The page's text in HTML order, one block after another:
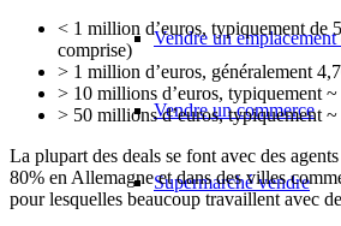
Vendre un
Vendre un commerce
Supermarché vendre
< 1 million d’euros, typiquement de
comprise)
> 1 million d’euros, généralement
> 10 millions d’euros, typiquement
> 50 millions d’euros, typiquement
La plupart des deals se font avec des
80% en Allemagne et dans des villes
pour lesquelles beaucoup travaillent avec